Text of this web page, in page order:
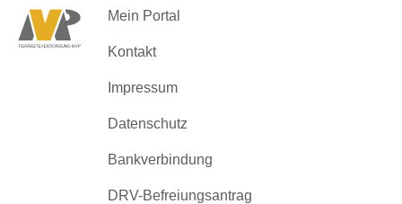
Mein Portal
Kontakt
Impressum
Datenschutz
Bankverbindung
DRV-Befreiungsantrag